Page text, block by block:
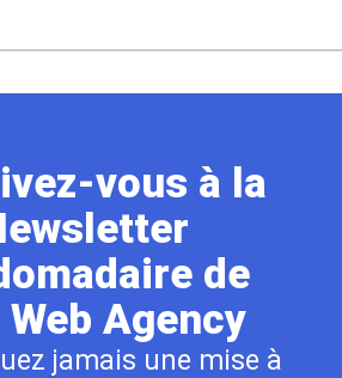
vous à la
de
Web Agency
jamais une mise à